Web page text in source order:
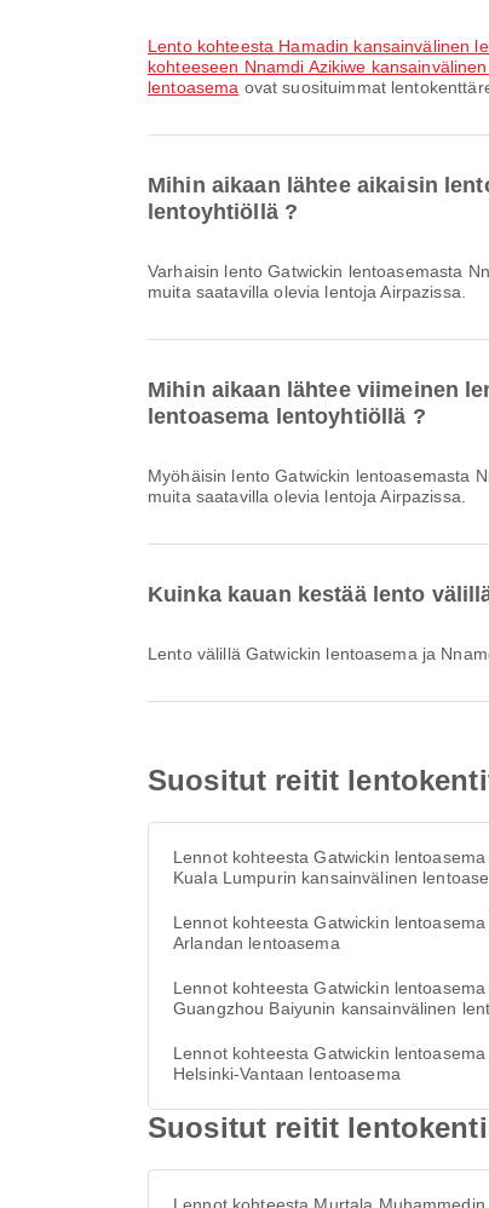
lento kohteesta Hamadin kansainvälinen
kohteeseen Nnamdi Azikiwe
lentoasema ovat suosituimmat
Mihin aikaan lähtee aikaisin
lentoyhtiöllä ?
Varhaisin lento Gatwickin lentoasemasta Nnamdi Azikiwe kansainvälinen lentoasemaiin lentoyhtiöllä Air Peace lähtee klo 21.50. Voit tarkastella tätä aikataulua ja vertailla
muita saatavilla olevia lentoja Airpazissa.
Mihin aikaan lähtee viimeinen
lentoasema lentoyhtiöllä ?
Myöhäisin lento Gatwickin lentoasemasta Nnamdi Azikiwe kansainvälinen lentoasemaiin lentoyhtiöllä Air Peace lähtee klo 21.50. Voit tarkastella tätä aikataulua ja vertailla
muita saatavilla olevia lentoja Airpazissa.
Kuinka kauan kestää lento
Lento välillä Gatwickin lentoasema ja
Suositut reitit
Lennot kohteesta Gatwickin
Kuala Lumpurin kansainvälinen
Lennot kohteesta Gatwickin
Arlandan lentoasema
Lennot kohteesta Gatwickin
Guangzhou Baiyunin kansainvälinen
Lennot kohteesta Gatwickin
Helsinki-Vantaan lentoasema
Suositut reitit